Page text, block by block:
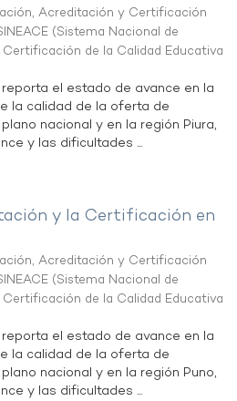
Acreditación y Certificación
(Sistema Nacional de
de la Calidad Educativa
el estado de avance en la
la calidad de la oferta de
nacional y en la región Piura,
y las dificultades ...
y la Certificación en
Acreditación y Certificación
(Sistema Nacional de
de la Calidad Educativa
el estado de avance en la
la calidad de la oferta de
nacional y en la región Puno,
y las dificultades ...